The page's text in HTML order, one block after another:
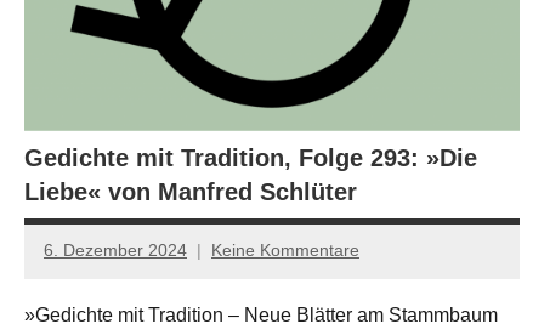
Gedichte mit Tradition, Folge 293: »Die
Liebe« von Manfred Schlüter
6. Dezember 2024
Jan-
Hornauer
Keine Kommentare
»Gedichte mit Tradition – Neue Blätter am Stammbaum